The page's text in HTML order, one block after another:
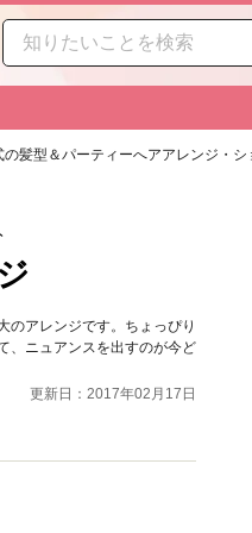
の髪型＆パーティーへアアレンジ・シ
のアレンジです。ちょっぴり
、ニュアンスを出すのが今ど
更新日：2017年02月17日